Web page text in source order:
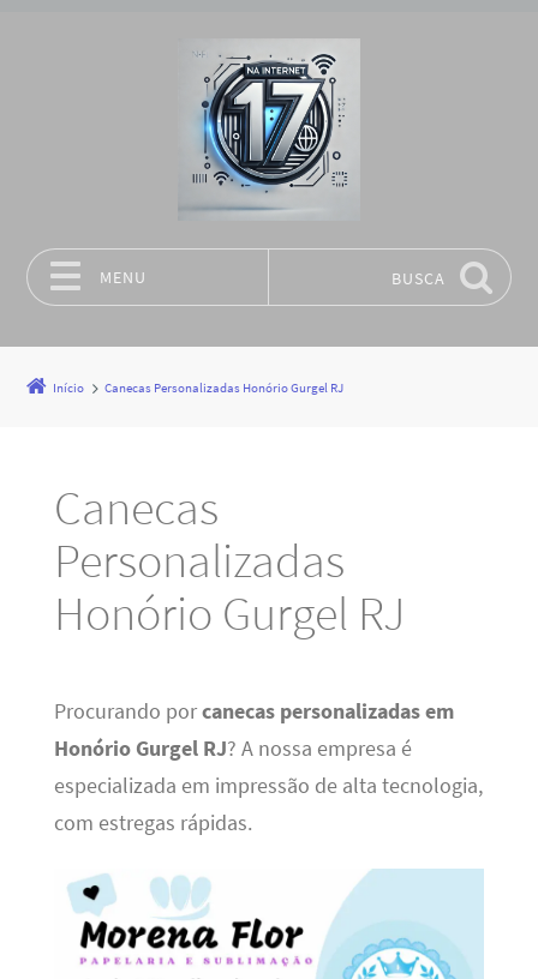
MENU BUSCA
Início Canecas Personalizadas Honório Gurgel RJ
Canecas
Personalizadas
Honório Gurgel RJ
Procurando porcanecas personalizadas em
Honório Gurgel RJ? A nossa empresa é
especializada em impressão de alta tecnologia,
com estregas rápidas.